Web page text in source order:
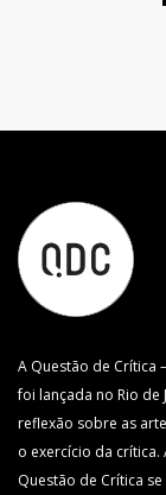
A Questão de Crítica
foi lançada no Rio de
reflexão sobre as
o exercício da
Questão de Crítica